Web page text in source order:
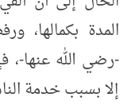
المدة بكمالها،
-رضي الله عنها-،
إلا بسبب خدمة